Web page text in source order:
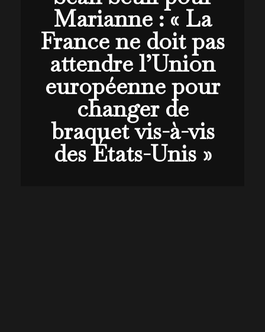
Marianne : « La
France ne doit pas
attendre l’Union
européenne pour
changer de
braquet vis-à-vis
des États-Unis »